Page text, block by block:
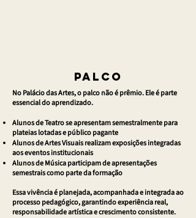
PALCO
No Palácio das Artes, o palco não é prêmio. Ele é parte
essencial do aprendizado.
Alunos de Teatro se apresentam semestralmente para
plateias lotadas e público pagante
Alunos de Artes Visuais realizam exposições integradas
aos eventos institucionais
Alunos de Música participam de apresentações
semestrais como parte da formação
Essa vivência é planejada, acompanhada e integrada ao
processo pedagógico, garantindo experiência real,
responsabilidade artística e crescimento consistente.